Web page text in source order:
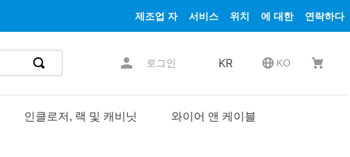
제조업 자 서비스 위치 에 대한 연락하다
로그인 KR KO
인클로저, 랙 및 캐비닛 와이어 앤 케이블